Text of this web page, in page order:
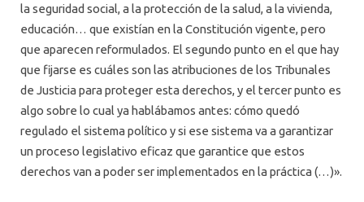
la seguridad social, a la protección de la salud, a la vivienda,
educación… que existían en la Constitución vigente, pero
que aparecen reformulados. El segundo punto en el que hay
que fijarse es cuáles son las atribuciones de los Tribunales
de Justicia para proteger esta derechos, y el tercer punto es
algo sobre lo cual ya hablábamos antes: cómo quedó
regulado el sistema político y si ese sistema va a garantizar
un proceso legislativo eficaz que garantice que estos
derechos van a poder ser implementados en la práctica (…)».